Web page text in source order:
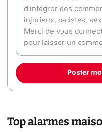
Poster
Top alarmes